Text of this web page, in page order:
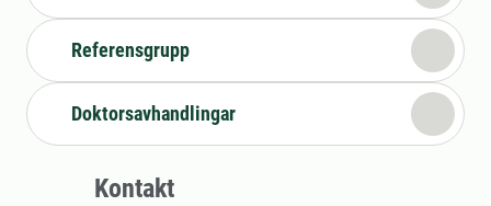
Referensgrupp
Doktorsavhandlingar
Kontakt